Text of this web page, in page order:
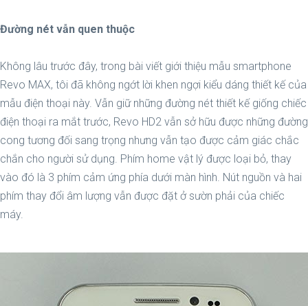
Đường nét vẫn quen thuộc
Không lâu trước đây, trong bài viết giới thiệu mẫu smartphone
Revo MAX, tôi đã không ngớt lời khen ngợi kiểu dáng thiết kế của
mẫu điện thoại này. Vẫn giữ những đường nét thiết kế giống chiếc
điện thoại ra mắt trước, Revo HD2 vẫn sở hữu được những đường
cong tương đối sang trọng nhưng vẫn tạo được cảm giác chắc
chắn cho người sử dụng. Phím home vật lý được loại bỏ, thay
vào đó là 3 phím cảm ứng phía dưới màn hình. Nút nguồn và hai
phím thay đổi âm lượng vẫn được đặt ở sườn phải của chiếc
máy.